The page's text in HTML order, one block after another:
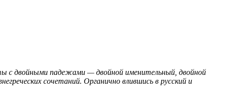
с двойными падежами — двойной именительный, двойной
сочетаний. Органично влившись в русский и